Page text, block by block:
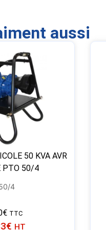
aussi
50 KVA AVR
PTO 50/4
4
€ TTC
€ HT